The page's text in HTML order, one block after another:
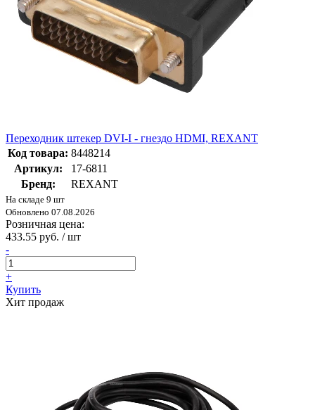
Переходник штекер DVI-I - гнездо HDMI, REXANT
Код товара: 8448214
Артикул:
17-6811
Бренд:
REXANT
На складе 9 шт
Обновлено 07.08.2026
Розничная цена:
433.55 руб. / шт
-
+
Купить
Хит продаж